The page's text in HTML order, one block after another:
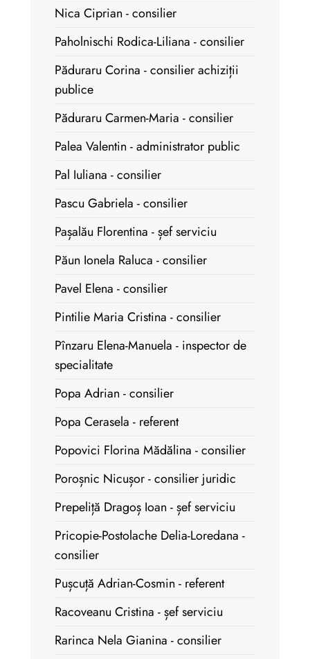
Nica Ciprian - consilier
Paholnischi Rodica-Liliana - consilier
Păduraru Corina - consilier achiziții
publice
Păduraru Carmen-Maria - consilier
Palea Valentin - administrator public
Pal Iuliana - consilier
Pascu Gabriela - consilier
Pașalău Florentina - șef serviciu
Păun Ionela Raluca - consilier
Pavel Elena - consilier
Pintilie Maria Cristina - consilier
Pînzaru Elena-Manuela - inspector de
specialitate
Popa Adrian - consilier
Popa Cerasela - referent
Popovici Florina Mădălina - consilier
Poroșnic Nicușor - consilier juridic
Prepeliță Dragoș Ioan - șef serviciu
Pricopie-Postolache Delia-Loredana -
consilier
Pușcuță Adrian-Cosmin - referent
Racoveanu Cristina - șef serviciu
Rarinca Nela Gianina - consilier